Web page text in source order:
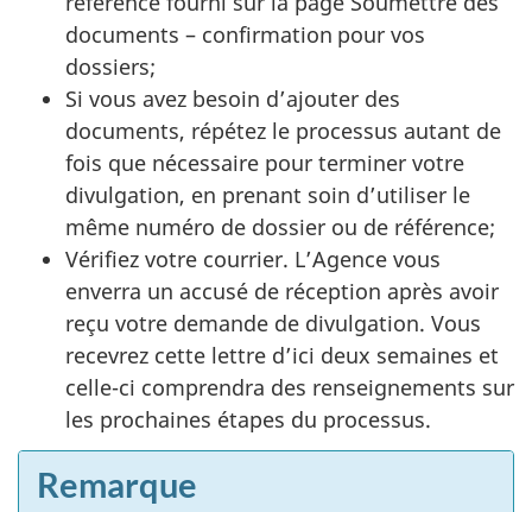
documents – confirmation pour vos
dossiers;
Si vous avez besoin d’ajouter des
documents, répétez le processus autant de
fois que nécessaire pour terminer votre
divulgation, en prenant soin d’utiliser le
même numéro de dossier ou de référence;
Vérifiez votre courrier. L’Agence vous
enverra un accusé de réception après avoir
reçu votre demande de divulgation. Vous
recevrez cette lettre d’ici deux semaines et
celle-ci comprendra des renseignements sur
les prochaines étapes du processus.
Remarque